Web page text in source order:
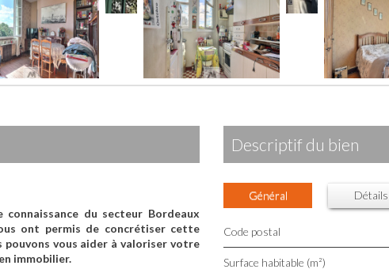
du secteur Bordeaux
ont permis de concrétiser cette
pouvons vous aider à valoriser votre
immobilier.
descriptif du bien
Général
Code postal
Surface habitable (m²)